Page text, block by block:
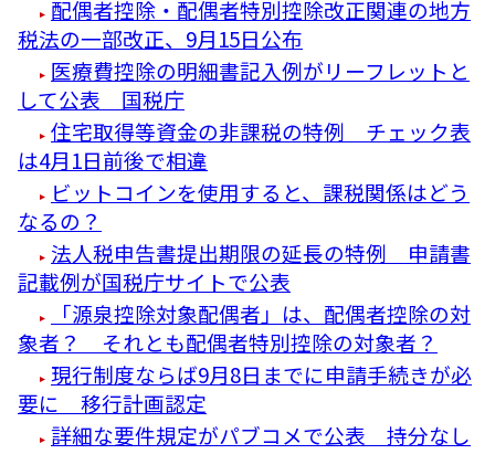
配偶者控除・配偶者特別控除改正関連の地方
税法の一部改正、9月15日公布
医療費控除の明細書記入例がリーフレットと
して公表 国税庁
住宅取得等資金の非課税の特例 チェック表
は4月1日前後で相違
ビットコインを使用すると、課税関係はどう
なるの？
法人税申告書提出期限の延長の特例 申請書
記載例が国税庁サイトで公表
「源泉控除対象配偶者」は、配偶者控除の対
象者？ それとも配偶者特別控除の対象者？
現行制度ならば9月8日までに申請手続きが必
要に 移行計画認定
詳細な要件規定がパブコメで公表 持分なし